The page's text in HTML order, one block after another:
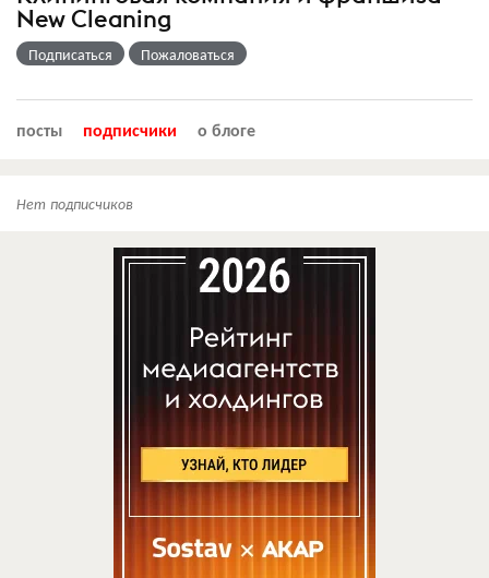
New Cleaning
Подписаться Пожаловаться
посты подписчики о блоге
Нет подписчиков